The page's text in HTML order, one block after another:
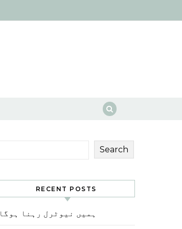
Search
RECENT POSTS
ہمیں نیوٹرل رہنا ہوگا